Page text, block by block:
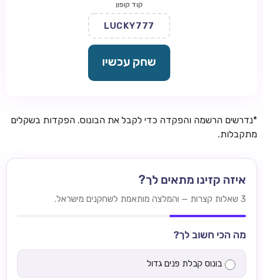
קוד קופון
LUCKY777
שחק עכשיו
*נדרשים הרשמה והפקדה כדי לקבל את הבונוס. הפקדות בשקלים
מתקבלות.
איזה קזינו מתאים לך?
3 שאלות קצרות — והמלצה מותאמת לשחקנים מישראל.
מה הכי חשוב לך?
בונוס קבלת פנים גדול